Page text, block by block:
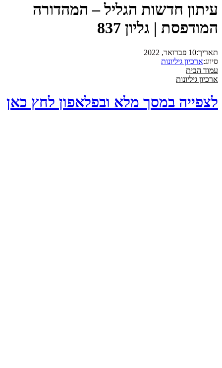
עיתון חדשות הגליל – המהדורה
המודפסת | גליון 837
תאריך:10 פברואר, 2022
סיווג:ארכיון גיליונות
עמוד הבית
ארכיון גיליונות
לצפייה במסך מלא ובפלאפון לחץ כאן